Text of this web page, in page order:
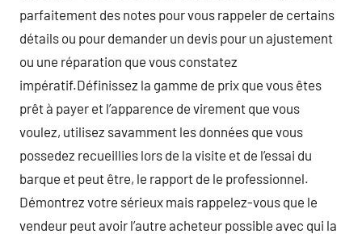
parfaitement des notes pour vous rappeler de certains
détails ou pour demander un devis pour un ajustement
ou une réparation que vous constatez
impératif.Définissez la gamme de prix que vous êtes
prêt à payer et l’apparence de virement que vous
voulez, utilisez savamment les données que vous
possedez recueillies lors de la visite et de l’essai du
barque et peut être, le rapport de le professionnel.
Démontrez votre sérieux mais rappelez-vous que le
vendeur peut avoir l’autre acheteur possible avec qui la